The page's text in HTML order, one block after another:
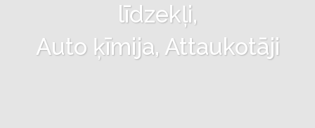
līdzekļi,
Auto ķīmija, Attaukotāji